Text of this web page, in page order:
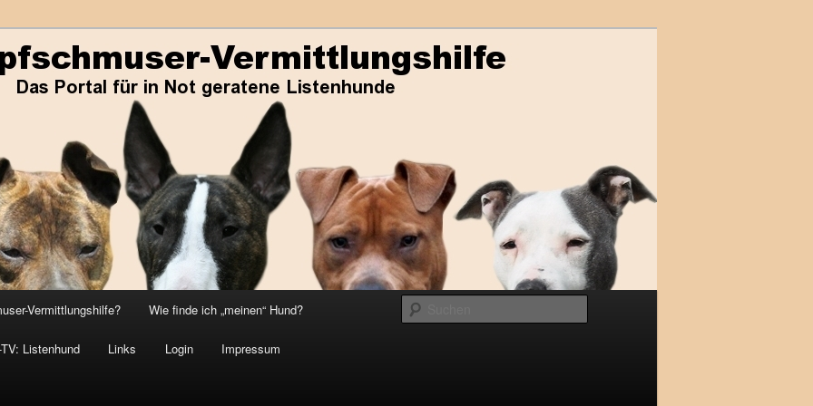
Vermittlungshilfe
Vermittlungshilfe? Wie finde ich „meinen“ Hund?
Listenhund Links Login Impressum